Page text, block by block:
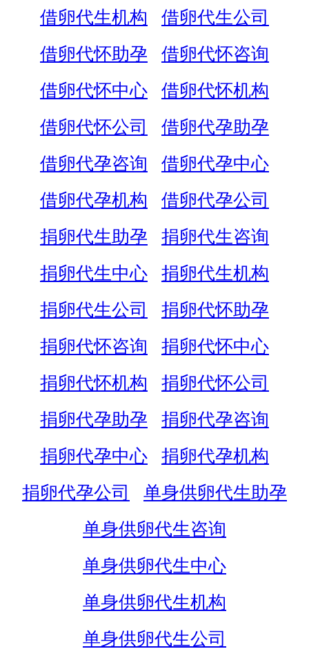
借卵代生机构
借卵代生公司
借卵代怀助孕
借卵代怀咨询
借卵代怀中心
借卵代怀机构
借卵代怀公司
借卵代孕助孕
借卵代孕咨询
借卵代孕中心
借卵代孕机构
借卵代孕公司
捐卵代生助孕
捐卵代生咨询
捐卵代生中心
捐卵代生机构
捐卵代生公司
捐卵代怀助孕
捐卵代怀咨询
捐卵代怀中心
捐卵代怀机构
捐卵代怀公司
捐卵代孕助孕
捐卵代孕咨询
捐卵代孕中心
捐卵代孕机构
捐卵代孕公司
单身供卵代生助孕
单身供卵代生咨询
单身供卵代生中心
单身供卵代生机构
单身供卵代生公司